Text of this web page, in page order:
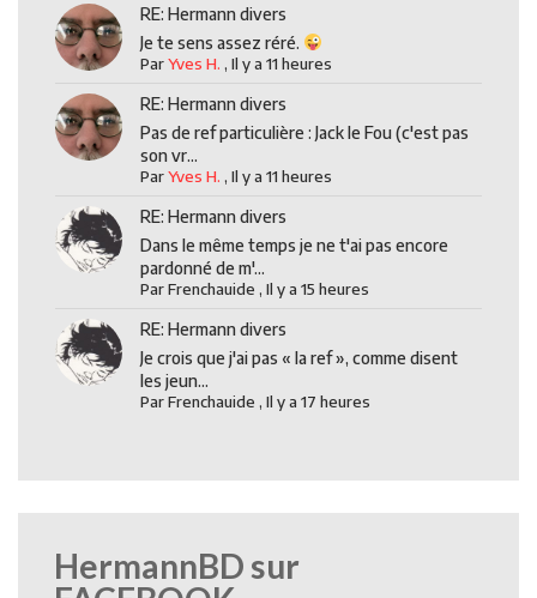
RE: Hermann divers
Je te sens assez réré.
ParYves H. ,Il y a 11 heures
RE: Hermann divers
Pas de ref particulière : Jack le Fou (c'est pas
son vr...
ParYves H. ,Il y a 11 heures
RE: Hermann divers
Dans le même temps je ne t'ai pas encore
pardonné de m'...
ParFrenchauide ,Il y a 15 heures
RE: Hermann divers
Je crois que j'ai pas « la ref », comme disent
les jeun...
ParFrenchauide ,Il y a 17 heures
HermannBD sur